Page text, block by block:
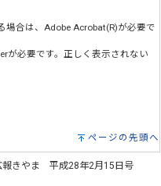
合は、Adobe Acrobat(R)が必要で
が必要です。正しく表示されない
ページの先頭へ
きやま 平成28年2月15日号